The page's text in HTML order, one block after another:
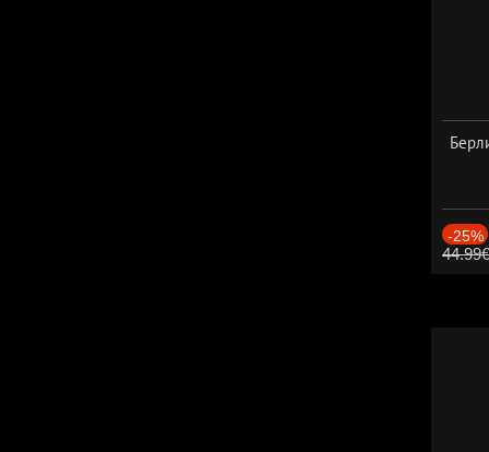
-25%
44.99€